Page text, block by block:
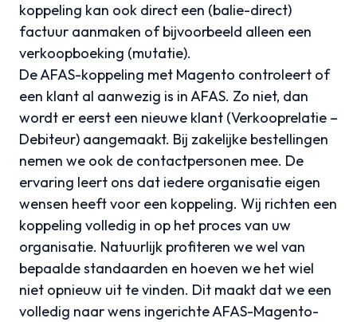
koppeling kan ook direct een (balie-direct)
factuur aanmaken of bijvoorbeeld alleen een
verkoopboeking (mutatie).
De AFAS-koppeling met Magento controleert of
een klant al aanwezig is in AFAS. Zo niet, dan
wordt er eerst een nieuwe klant (Verkooprelatie –
Debiteur) aangemaakt. Bij zakelijke bestellingen
nemen we ook de contactpersonen mee. De
ervaring leert ons dat iedere organisatie eigen
wensen heeft voor een koppeling. Wij richten een
koppeling volledig in op het proces van uw
organisatie. Natuurlijk profiteren we wel van
bepaalde standaarden en hoeven we het wiel
niet opnieuw uit te vinden. Dit maakt dat we een
volledig naar wens ingerichte AFAS-Magento-